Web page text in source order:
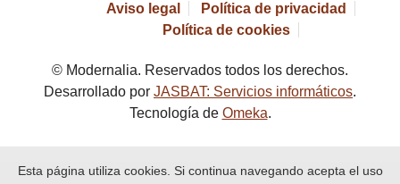
Aviso legal
Política de privacidad
Política de cookies
© Modernalia. Reservados todos los derechos.
Desarrollado por JASBAT: Servicios informáticos.
Tecnología de Omeka.
Esta página utiliza cookies. Si continua navegando acepta el uso